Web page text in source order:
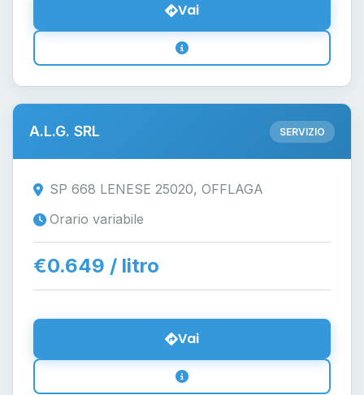
Vai
A.L.G. SRL SERVIZIO
SP 668 LENESE 25020, OFFLAGA
Orario variabile
€0.649 / litro
Vai